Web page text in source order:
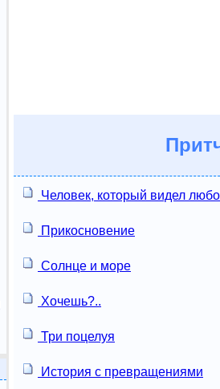
Человек, который видел
Прикосновение
Солнце и море
Хочешь?..
Три поцелуя
История с превращениями